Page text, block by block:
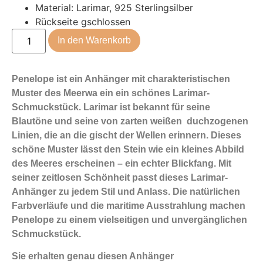
Material: Larimar, 925 Sterlingsilber
Rückseite gschlossen
In den Warenkorb
Penelope ist ein Anhänger mit charakteristischen
Muster des Meerwa ein ein schönes Larimar-
Schmuckstück. Larimar ist bekannt für seine
Blautöne und seine von zarten weißen duchzogenen
Linien, die an die gischt der Wellen erinnern. Dieses
schöne Muster lässt den Stein wie ein kleines Abbild
des Meeres erscheinen – ein echter Blickfang. Mit
seiner zeitlosen Schönheit passt dieses Larimar-
Anhänger zu jedem Stil und Anlass. Die natürlichen
Farbverläufe und die maritime Ausstrahlung machen
Penelope zu einem vielseitigen und unvergänglichen
Schmuckstück.
Sie erhalten genau diesen Anhänger